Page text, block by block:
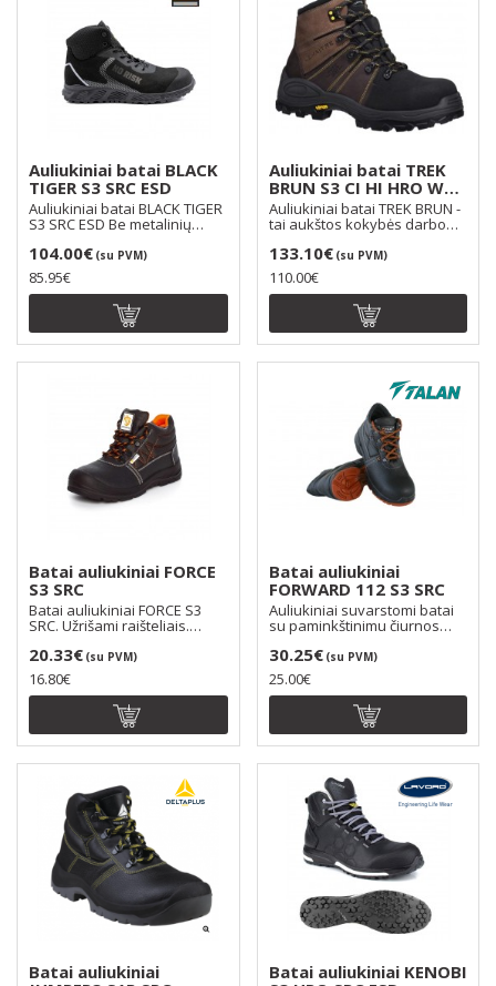
Auliukiniai batai BLACK
TIGER S3 SRC ESD
Auliukiniai batai BLACK TIGER
S3 SRC ESD Be metalinių
104.00€ (su PVM)
85.95€
Auliukiniai batai TREK
BRUN S3 CI HI HRO WR
SRC
Auliukiniai batai TREK BRUN -
tai aukštos kokybės darbo
133.10€ (su PVM)
110.00€
Batai auliukiniai FORCE
S3 SRC
Batai auliukiniai FORCE S3
SRC. Užrišami raišteliais.
20.33€ (su PVM)
16.80€
Batai auliukiniai
FORWARD 112 S3 SRC
Auliukiniai suvarstomi batai
su paminkštinimu čiurnos
srityje. Batų vi..
30.25€ (su PVM)
25.00€
Batai auliukiniai
Batai auliukiniai KENOBI